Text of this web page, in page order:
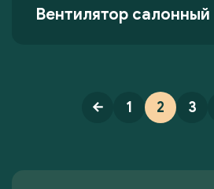
Вентилятор салонный
1 2 3